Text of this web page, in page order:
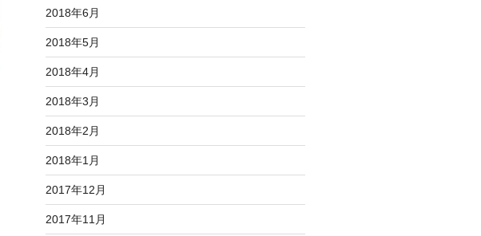
2018年6月
2018年5月
2018年4月
2018年3月
2018年2月
2018年1月
2017年12月
2017年11月